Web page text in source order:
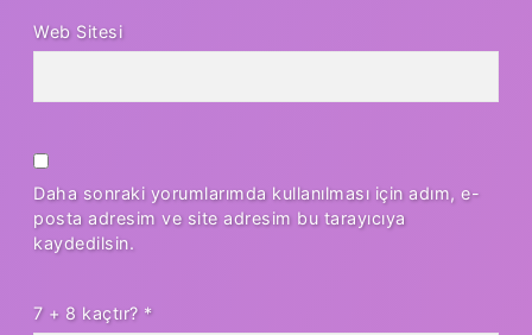
Web Sitesi
Daha sonraki yorumlarımda kullanılması için adım, e-
posta adresim ve site adresim bu tarayıcıya
kaydedilsin.
7 + 8 kaçtır? *